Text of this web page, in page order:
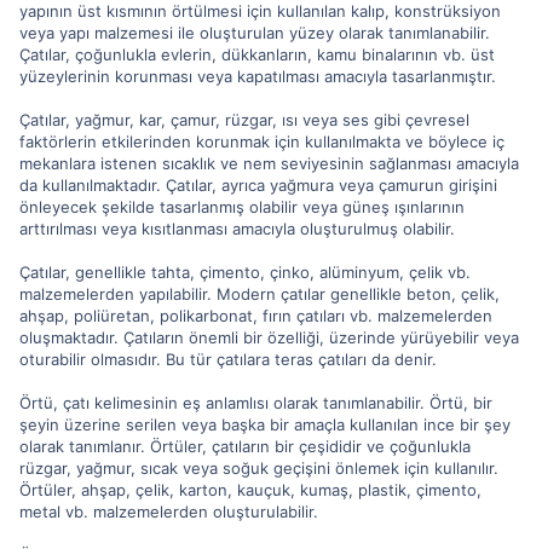
yapının üst kısmının örtülmesi için kullanılan kalıp, konstrüksiyon
veya yapı malzemesi ile oluşturulan yüzey olarak tanımlanabilir.
Çatılar, çoğunlukla evlerin, dükkanların, kamu binalarının vb. üst
yüzeylerinin korunması veya kapatılması amacıyla tasarlanmıştır.
Çatılar, yağmur, kar, çamur, rüzgar, ısı veya ses gibi çevresel
faktörlerin etkilerinden korunmak için kullanılmakta ve böylece iç
mekanlara istenen sıcaklık ve nem seviyesinin sağlanması amacıyla
da kullanılmaktadır. Çatılar, ayrıca yağmura veya çamurun girişini
önleyecek şekilde tasarlanmış olabilir veya güneş ışınlarının
arttırılması veya kısıtlanması amacıyla oluşturulmuş olabilir.
Çatılar, genellikle tahta, çimento, çinko, alüminyum, çelik vb.
malzemelerden yapılabilir. Modern çatılar genellikle beton, çelik,
ahşap, poliüretan, polikarbonat, fırın çatıları vb. malzemelerden
oluşmaktadır. Çatıların önemli bir özelliği, üzerinde yürüyebilir veya
oturabilir olmasıdır. Bu tür çatılara teras çatıları da denir.
Örtü, çatı kelimesinin eş anlamlısı olarak tanımlanabilir. Örtü, bir
şeyin üzerine serilen veya başka bir amaçla kullanılan ince bir şey
olarak tanımlanır. Örtüler, çatıların bir çeşididir ve çoğunlukla
rüzgar, yağmur, sıcak veya soğuk geçişini önlemek için kullanılır.
Örtüler, ahşap, çelik, karton, kauçuk, kumaş, plastik, çimento,
metal vb. malzemelerden oluşturulabilir.